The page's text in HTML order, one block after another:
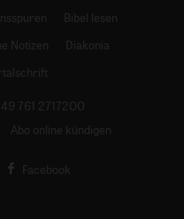
Bibel lesen
Notizen
Diakonia
761 2717200
Abo online kündigen
Facebook